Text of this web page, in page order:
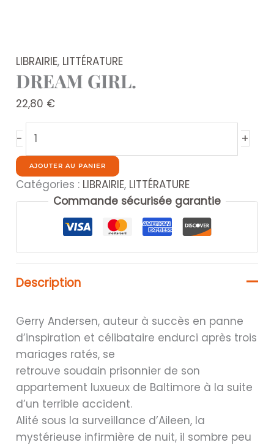
LIBRAIRIE, LITTÉRATURE
DREAM GIRL.
22,80 €
-
de
DREAM
GIRL.
+
AJOUTER AU PANIER
Catégories : LIBRAIRIE, LITTÉRATURE
Commande sécurisée garantie
Description
Gerry Andersen, auteur à succès en panne
d’inspiration et célibataire endurci après trois
mariages ratés, se
retrouve soudain prisonnier de son
appartement luxueux de Baltimore à la suite
d’un terrible accident.
Alité sous la surveillance d’Aileen, la
mystérieuse infirmière de nuit, il sombre peu